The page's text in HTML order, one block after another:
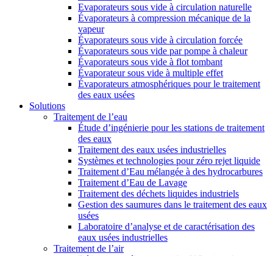
Evaporateurs sous vide à circulation naturelle
Évaporateurs à compression mécanique de la
vapeur
Évaporateurs sous vide à circulation forcée
Évaporateurs sous vide par pompe à chaleur
Évaporateurs sous vide à flot tombant
Évaporateur sous vide à multiple effet
Évaporateurs atmosphériques pour le traitement
des eaux usées
Solutions
Traitement de l’eau
Étude d’ingénierie pour les stations de traitement
des eaux
Traitement des eaux usées industrielles
Systèmes et technologies pour zéro rejet liquide
Traitement d’Eau mélangée à des hydrocarbures
Traitement d’Eau de Lavage
Traitement des déchets liquides industriels
Gestion des saumures dans le traitement des eaux
usées
Laboratoire d’analyse et de caractérisation des
eaux usées industrielles
Traitement de l’air